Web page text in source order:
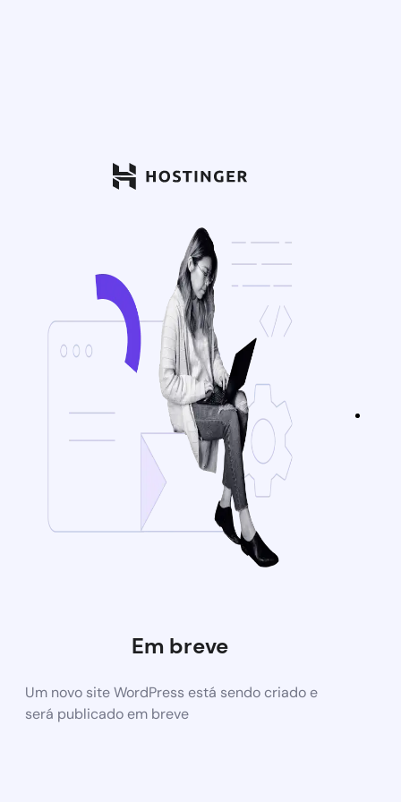
Em breve
Um novo site WordPress está sendo criado e
será publicado em breve